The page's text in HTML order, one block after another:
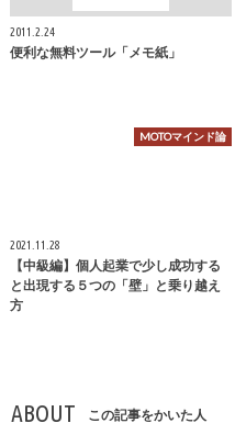
2011.2.24
便利な無料ツール「メモ紙」
MOTOマインド論
2021.11.28
【中級編】個人起業で少し成功する
と出現する５つの「壁」と乗り越え
方
ABOUT この記事をかいた人